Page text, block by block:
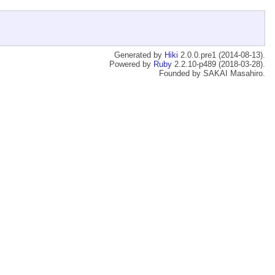
Generated by Hiki 2.0.0.pre1 (2014-08-13).
Powered by Ruby 2.2.10-p489 (2018-03-28).
Founded by SAKAI Masahiro.